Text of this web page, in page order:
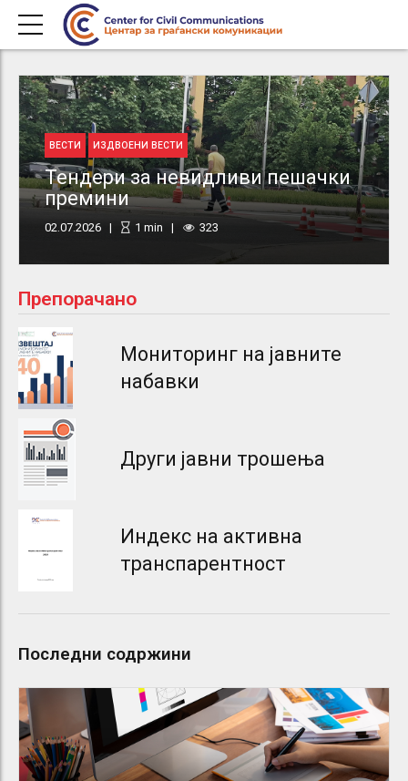
ВЕСТИ ИЗДВОЕНИ ВЕСТИ
Тендери за невидливи пешачки
премини
02.07.2026 1 min 323
Препорачано
Мониторинг на јавните
набавки
Други јавни трошења
Индекс на активна
транспарентност
Последни содржини